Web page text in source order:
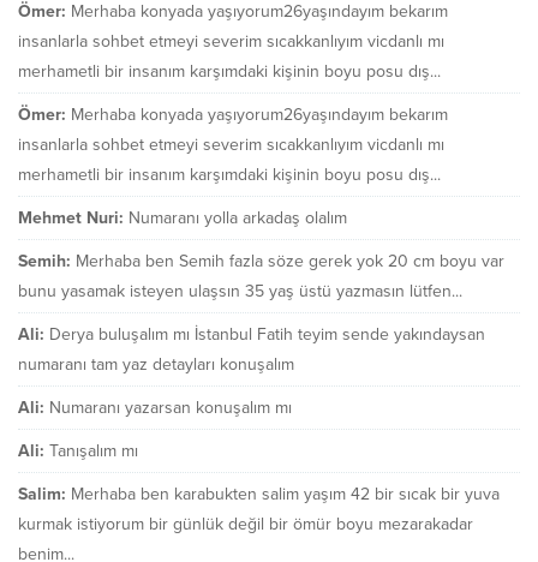
Ömer: Merhaba konyada yaşıyorum26yaşındayım bekarım
insanlarla sohbet etmeyi severim sıcakkanlıyım vicdanlı mı
merhametli bir insanım karşımdaki kişinin boyu posu dış...
Ömer: Merhaba konyada yaşıyorum26yaşındayım bekarım
insanlarla sohbet etmeyi severim sıcakkanlıyım vicdanlı mı
merhametli bir insanım karşımdaki kişinin boyu posu dış...
Mehmet Nuri: Numaranı yolla arkadaş olalım
Semih: Merhaba ben Semih fazla söze gerek yok 20 cm boyu var
bunu yasamak isteyen ulaşsın 35 yaş üstü yazmasın lütfen...
Ali: Derya buluşalım mı İstanbul Fatih teyim sende yakındaysan
numaranı tam yaz detayları konuşalım
Ali: Numaranı yazarsan konuşalım mı
Ali: Tanışalım mı
Salim: Merhaba ben karabukten salim yaşım 42 bir sıcak bir yuva
kurmak istiyorum bir günlük değil bir ömür boyu mezarakadar
benim...